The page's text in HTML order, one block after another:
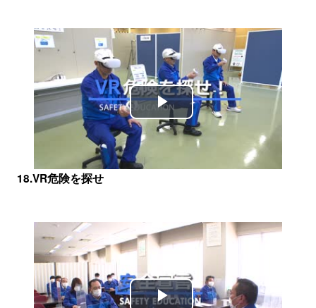
Play
Video
18.VR危険を探せ
Play